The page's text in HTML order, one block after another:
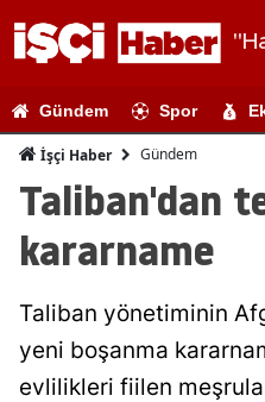
Gündem Spor
İşçi Haber Gündem
Taliban'dan
kararname
Taliban yönetiminin
yeni boşanma
evlilikleri fiilen